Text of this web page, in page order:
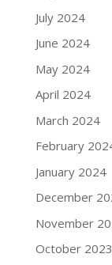
July 2024
June 2024
May 2024
April 2024
March 2024
February
January 2024
December
November
October 2023